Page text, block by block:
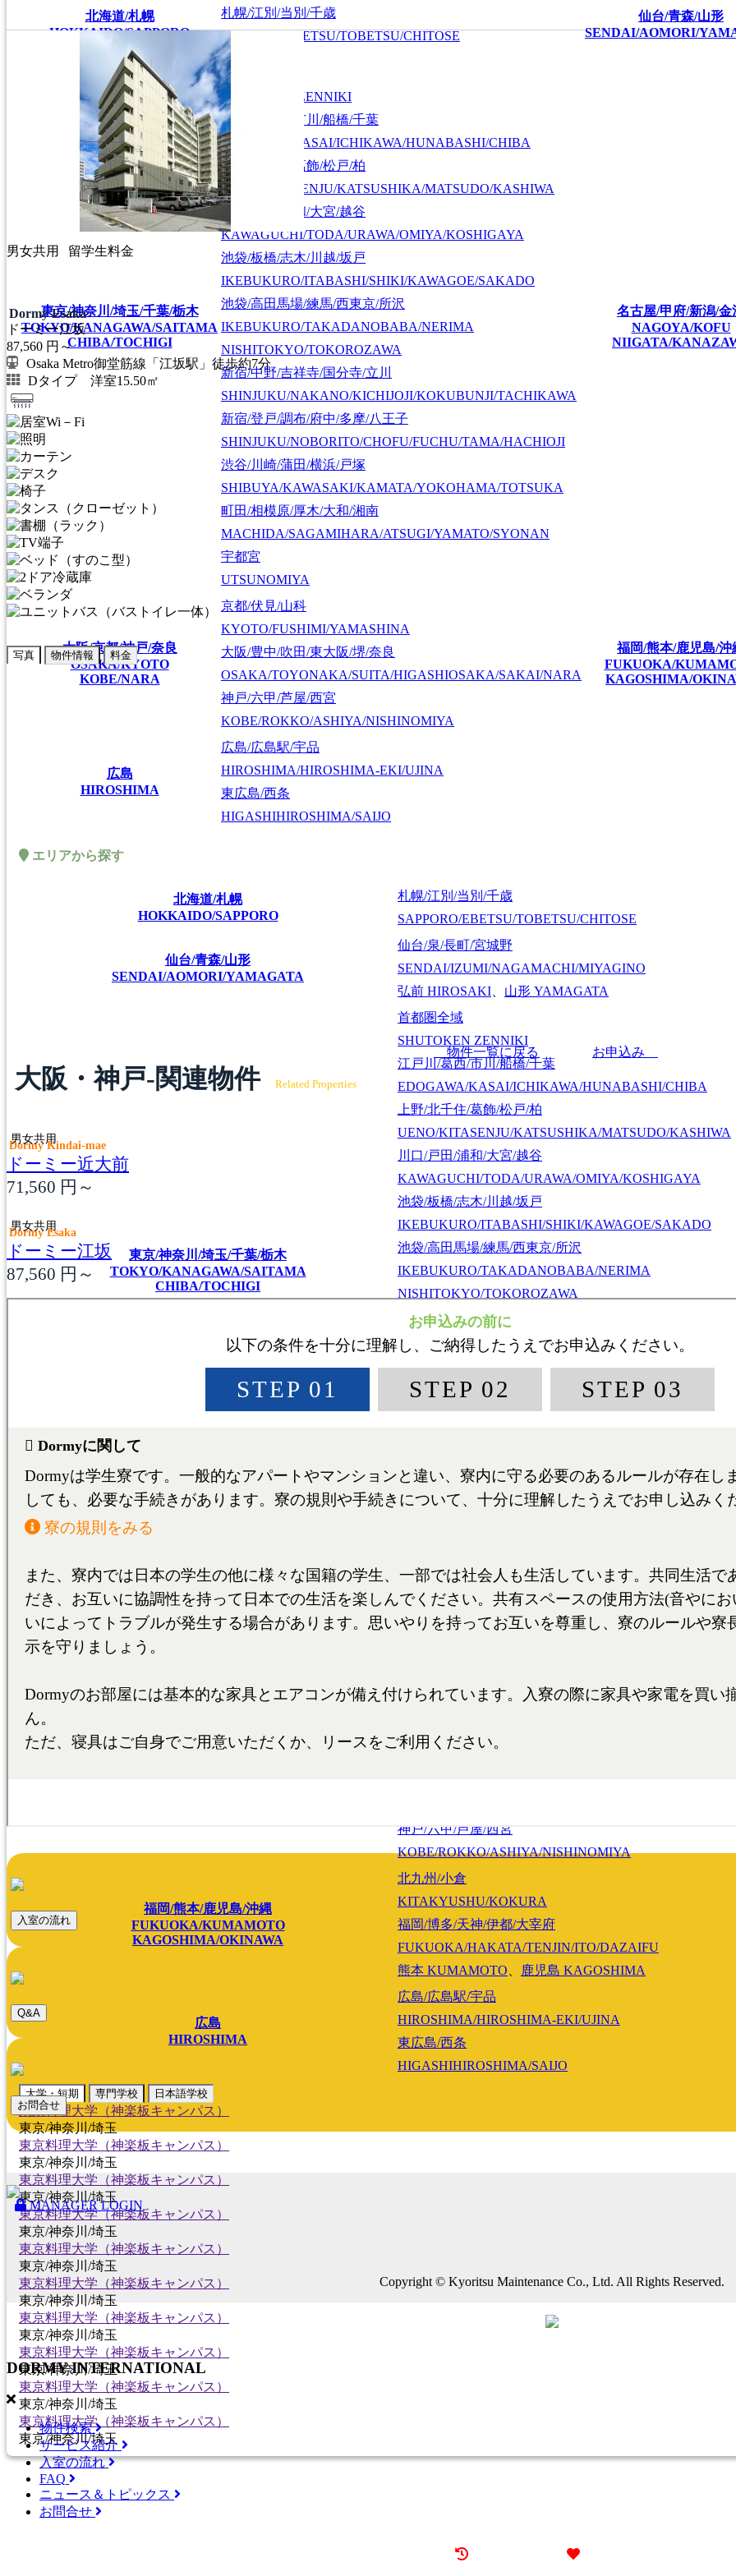
北海道/札幌
HOKKAIDO/SAPPORO
札幌/江別/当別/千歳
SAPPORO/EBETSU/TOBETSU/CHITOSE
仙台/青森/山形
SENDAI/AOMORI/
東京/神奈川/埼玉/千葉/栃木
TOKYO/KANAGAWA/SAITAMA
CHIBA/TOCHIGI
首都圏全域
SHUTOKEN ZENNIKI
江戸川/葛西/市川/船橋/千葉
EDOGAWA/KASAI/ICHIKAWA/HUNABASHI/CHIBA
上野/北千住/葛飾/松戸/柏
UENO/KITASENJU/KATSUSHIKA/MATSUDO/KASHIWA
川口/戸田/浦和/大宮/越谷
KAWAGUCHI/TODA/URAWA/OMIYA/KOSHIGAYA
池袋/板橋/志木/川越/坂戸
IKEBUKURO/ITABASHI/SHIKI/KAWAGOE/SAKADO
池袋/高田馬場/練馬/西東京/所沢
IKEBUKURO/TAKADANOBABA/NERIMA
NISHITOKYO/TOKOROZAWA
新宿/中野/吉祥寺/国分寺/立川
SHINJUKU/NAKANO/KICHIJOJI/KOKUBUNJI/TACHIKAWA
新宿/登戸/調布/府中/多摩/八王子
SHINJUKU/NOBORITO/CHOFU/FUCHU/TAMA/HACHIOJI
渋谷/川崎/蒲田/横浜/戸塚
SHIBUYA/KAWASAKI/KAMATA/YOKOHAMA/TOTSUKA
町田/相模原/厚木/大和/湘南
MACHIDA/SAGAMIHARA/ATSUGI/YAMATO/SYONAN
宇都宮
UTSUNOMIYA
名古屋/甲府/新潟/金
NAGOYA/KOFU
NIIGATA/
大阪/京都/神戸/奈良
OSAKA/KYOTO
KOBE/NARA
京都/伏見/山科
KYOTO/FUSHIMI/YAMASHINA
大阪/豊中/吹田/東大阪/堺/奈良
OSAKA/TOYONAKA/SUITA/HIGASHIOSAKA/SAKAI/NARA
神戸/六甲/芦屋/西宮
KOBE/ROKKO/ASHIYA/NISHINOMIYA
福岡/熊本/鹿児島/沖
FUKUOKA/
KAGOSHIMA/
広島
HIROSHIMA
広島/広島駅/宇品
HIROSHIMA/HIROSHIMA-EKI/UJINA
東広島/西条
HIGASHIHIROSHIMA/SAIJO
エリアから探す
北海道/札幌
HOKKAIDO/SAPPORO
札幌/江別/当別/千歳
SAPPORO/EBETSU/TOBETSU/CHITOSE
仙台/青森/山形
SENDAI/AOMORI/YAMAGATA
仙台/泉/長町/宮城野
SENDAI/IZUMI/NAGAMACHI/MIYAGINO
弘前 HIROSAKI 山形 YAMAGATA
東京/神奈川/埼玉/千葉/栃木
TOKYO/KANAGAWA/SAITAMA
CHIBA/TOCHIGI
首都圏全域
SHUTOKEN ZENNIKI
江戸川/葛西/市川/船橋/千葉
EDOGAWA/KASAI/ICHIKAWA/HUNABASHI/CHIBA
上野/北千住/葛飾/松戸/柏
UENO/KITASENJU/KATSUSHIKA/MATSUDO/KASHIWA
川口/戸田/浦和/大宮/越谷
KAWAGUCHI/TODA/URAWA/OMIYA/KOSHIGAYA
池袋/板橋/志木/川越/坂戸
IKEBUKURO/ITABASHI/SHIKI/KAWAGOE/SAKADO
池袋/高田馬場/練馬/西東京/所沢
IKEBUKURO/TAKADANOBABA/NERIMA
NISHITOKYO/TOKOROZAWA
新宿/中野/吉祥寺/国分寺/立川
SHINJUKU/NAKANO/KICHIJOJI/KOKUBUNJI/
SHINJUKU/NOBORITO/CHOFU/FUCHU/TAMA/HACHIOJI
渋谷/川崎/蒲田/横浜/戸塚
MACHIDA/SAGAMIHARA/ATSUGI/YAMATO/SYONAN
宇都宮
名古屋/甲府/新潟/金沢
NAGOYA/KOFU
NIIGATA/KANAZAWA
NAGOYA/CHIKUSA/HIGASHIYAMA/NISSIN/
甲府
KOFU
金沢
京都/伏見/山科
神戸/六甲/芦屋/西宮
KOBE/ROKKO/ASHIYA/NISHINOMIYA
福岡/熊本/鹿児島/沖縄
FUKUOKA/KUMAMOTO
KAGOSHIMA/OKINAWA
北九州/小倉
KITAKYUSHU/KOKURA
福岡/博多/天神/伊都/大宰府
FUKUOKA/HAKATA/TENJIN/ITO/DAZAIFU
熊本 KUMAMOTO 鹿児島 KAGOSHIMA
広島
HIROSHIMA
広島/広島駅/宇品
HIROSHIMA/HIROSHIMA-EKI/UJINA
東広島/西条
HIGASHIHIROSHIMA/SAIJO
大学・短期 専門学校 日本語学校
東京料理大学（神楽板キャンパス）
東京/神奈川/埼玉
東京料理大学（神楽板キャンパス）
東京/神奈川/埼玉
東京料理大学（神楽板キャンパス）
東京/神奈川/埼玉
東京料理大学（神楽板キャンパス）
東京/神奈川/埼玉
東京料理大学（神楽板キャンパス）
東京/神奈川/埼玉
東京料理大学（神楽板キャンパス）
東京/神奈川/埼玉
東京料理大学（神楽板キャンパス）
東京/神奈川/埼玉
東京料理大学（神楽板キャンパス）
東京/神奈川/埼玉
東京料理大学（神楽板キャンパス）
東京/神奈川/埼玉
東京料理大学（神楽板キャンパス）
東京/神奈川/埼玉
男女共用 留学生料金
Dormy Esaka
ドーミー江坂
87,560 円～
Osaka Metro御堂筋線「江坂駅」徒歩約7分
Dタイプ 洋室15.50㎡
写真 物件情報 料金
物件一覧に戻る お申込み
大阪・神戸-関連物件 Related Properties
男女共用
Dormy Kindai-mae
ドーミー近大前
71,560 円～
男女共用
Dormy Esaka
ドーミー江坂
87,560 円～
入室の流れ
Q&A
お問合せ
MANAGER LOGIN
Copyright © Kyoritsu Maintenance Co., Ltd. All Rights Reserved.
DORMY INTERNATIONAL
物件検索
サービス紹介
入室の流れ
FAQ
ニュース＆トピックス
お問合せ